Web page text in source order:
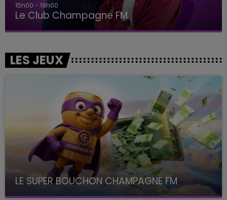
19h00 - 19h15
LA POP MACHINE - CHAMPAGNE FM
LES JEUX
LE SUPER BOUCHON CHAMPAGNE FM
avec La Famille Champagne FM, à 8H10